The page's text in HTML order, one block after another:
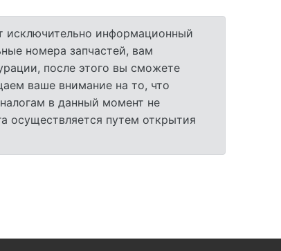
исключительно информационный
номера запчастей, вам
после этого вы сможете
ваше внимание на то, что
в данный момент не
осуществляется путем открытия